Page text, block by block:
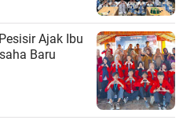
Ajak Ibu
Baru